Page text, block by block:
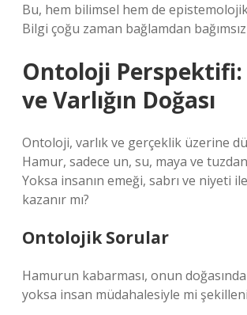
Bu, hem bilimsel hem de
Bilgi çoğu zaman bağlamdan
Ontoloji
ve Varlığın Doğası
Ontoloji, varlık ve gerçeklik üzerine
Hamur, sadece un, su, maya ve
Yoksa insanın emeği, sabrı ve niyeti
kazanır mı?
Ontolojik Sorular
Hamurun kabarması, onun doğasında
yoksa insan müdahalesiyle mi